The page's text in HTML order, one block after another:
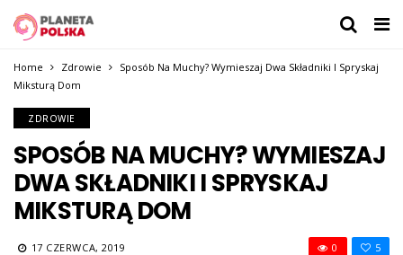
Home Zdrowie
Sposób Na Muchy? Wymieszaj Dwa Składniki I Spryskaj
Miksturą Dom
ZDROWIE
SPOSÓB NA MUCHY? WYMIESZAJ
DWA SKŁADNIKI I SPRYSKAJ
MIKSTURĄ DOM
17 CZERWCA, 2019 5
0